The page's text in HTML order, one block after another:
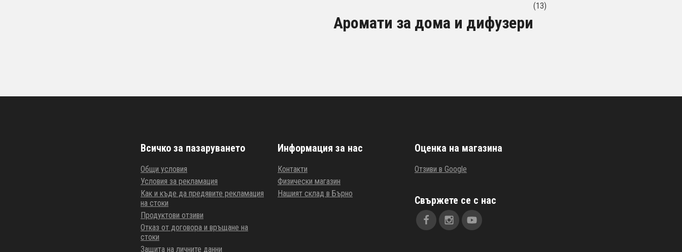
Аромати за дома и дифузери
(13)
Всичко за пазаруването
Общи условия
Условия за рекламация
Как и къде да предявите рекламация
на стоки
Продуктови отзиви
Отказ от договора и връщане на
стоки
Защита на личните данни
Информация за нас
Контакти
Физически магазин
Нашият склад в Бърно
Оценка на магазина
Отзиви в Google
Свържете се с нас